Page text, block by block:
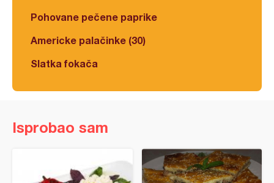
Pohovane pečene paprike
Americke palačinke (30)
Slatka fokača
Isprobao sam